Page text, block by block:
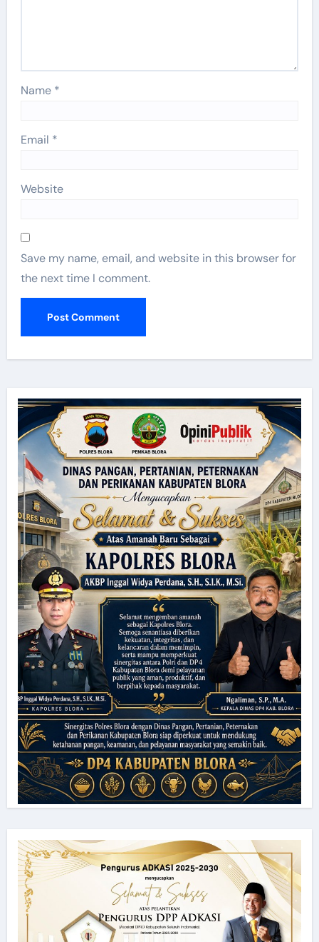
Name *
Email *
Website
Save my name, email, and website in this browser for
the next time I comment.